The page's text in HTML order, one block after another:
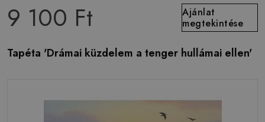
9 100 Ft
Ajánlat
megtekintése
Tapéta 'Drámai küzdelem a tenger hullámai ellen'